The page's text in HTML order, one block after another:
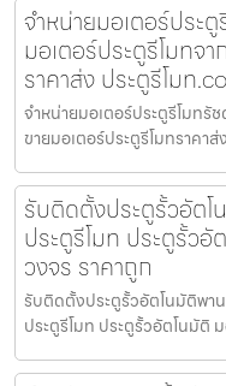
จำหน่ายมอเตอร์ประ
มอเตอร์ประตูรีโมทจ
ราคาส่ง ประตูรีโมท
จำหน่ายมอเตอร์ประตูรีโมทรั
ขายมอเตอร์ประตูรีโมทราคา
รับติดตั้งประตูรั้วอัต
ประตูรีโมท ประตูรั้ว
วงจร ราคาถูก
รับติดตั้งประตูรั้วอัตโนมัติพา
ประตูรีโมท ประตูรั้วอัตโนมัติ